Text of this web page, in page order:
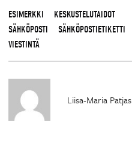
ESIMERKKI
KESKUSTELUTAIDOT
SÄHKÖPOSTI
SÄHKÖPOSTIETIKETTI
VIESTINTÄ
Liisa-Maria Patjas